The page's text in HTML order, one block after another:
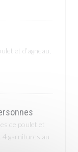
et d’agneau,
de poulet et
4 garnitures au